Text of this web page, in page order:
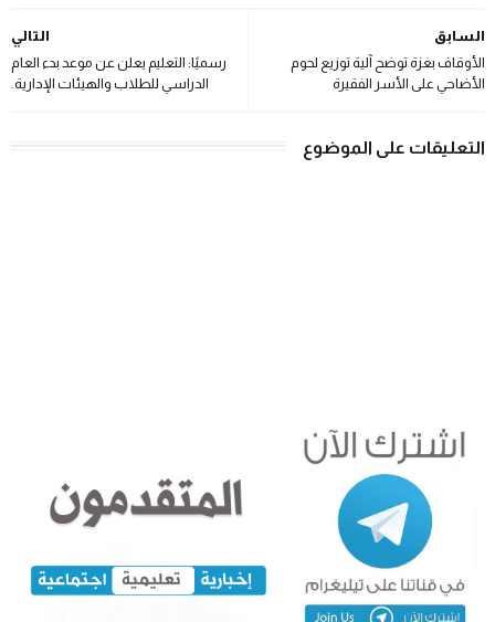
التالي
رسميًا: التعليم يعلن عن موعد بدء العام
الدراسي للطلاب والهيئات الإدارية.
السابق
الأوقاف بغزة توضح آلية توزيع لحوم
الأضاحي على الأسر الفقيرة
التعليقات على الموضوع